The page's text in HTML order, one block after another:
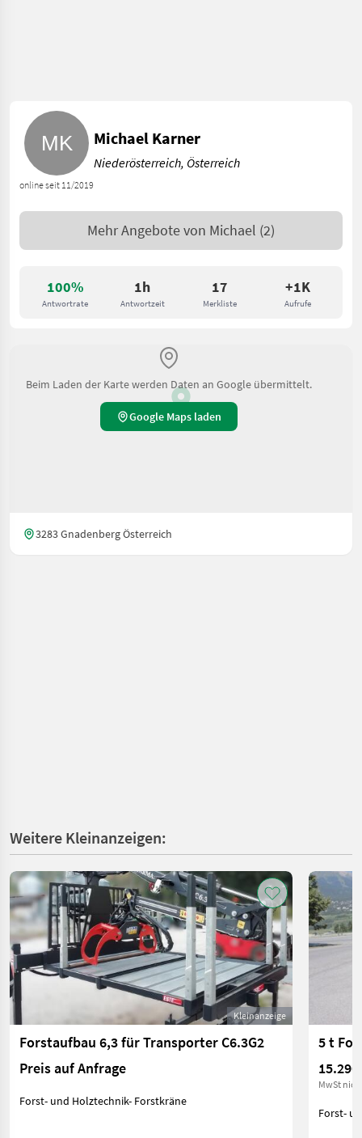
100%
Antwortrate
1h
Antwortzeit
17
Merkliste
+1K
Aufrufe
online seit 11/2019
Michael Karner
Niederösterreich, Österreich
Mehr Angebote von Michael (2)
Beim Laden der Karte werden Daten an Google übermittelt.
Google Maps laden
3283 Gnadenberg Österreich
Weitere Kleinanzeigen:
Kleinanzeige
Forstaufbau 6,3 für Transporter C6.3G2
Preis auf Anfrage
Forst- und Holztechnik- Forstkräne
5 t
15.290
MwSt
Forst-